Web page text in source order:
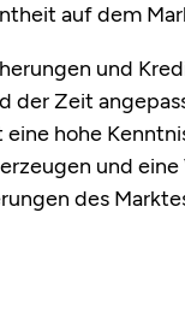
auf dem
und
der Zeit
hohe
und
des